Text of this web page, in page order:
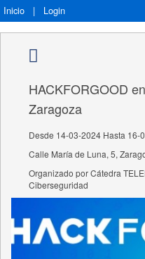
Inicio | Login
HACKFORGOOD
Zaragoza
Desde 14-03-2024 Hasta 16-
Calle María de Luna, 5,
Organizado por Cátedra
Ciberseguridad